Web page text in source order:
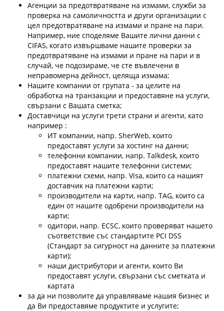
Агенции за предотвратяване на измами, служби за
проверка на самоличността и други организации с
цел предотвратяване на измами и пране на пари.
Например, ние споделяме Вашите лични данни с
CIFAS, когато извършваме нашите проверки за
предотвратяване на измами и пране на пари и в
случай, че подозираме, че сте въвлечени в
неправомерна дейност, целяща измама;
Нашите компании от групата - за целите на
обработка на транзакции и предоставяне на услуги,
свързани с Вашата сметка;
Доставчици на услуги трети страни и агенти, като
например :
ИТ компании, напр. SherWeb, които
предоставят услуги за хостинг на данни;
телефонни компании, напр. Talkdesk, които
предоставят нашите телефонни системи;
платежни схеми, напр. Visa, които са нашият
доставчик на платежни карти;
производители на карти, напр. TAG, които са
един от нашите одобрени производители на
карти;
одитори, напр. ECSC, които проверяват нашето
съответствие със стандартите PCI DSS
(Стандарт за сигурност на данните за платежни
карти);
наши дистрибутори и агенти, които Ви
предоставят услуги, свързани със сметката и
картата
за да ни позволите да управляваме нашия бизнес и
да Ви предоставяме продуктите и услугите;